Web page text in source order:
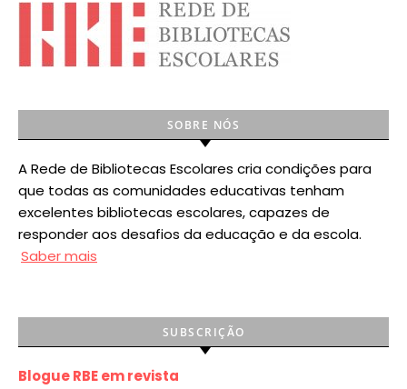
SOBRE NÓS
A Rede de Bibliotecas Escolares cria condições para
que todas as comunidades educativas tenham
excelentes bibliotecas escolares, capazes de
responder aos desafios da educação e da escola.
Saber mais
SUBSCRIÇÃO
Blogue RBE em revista